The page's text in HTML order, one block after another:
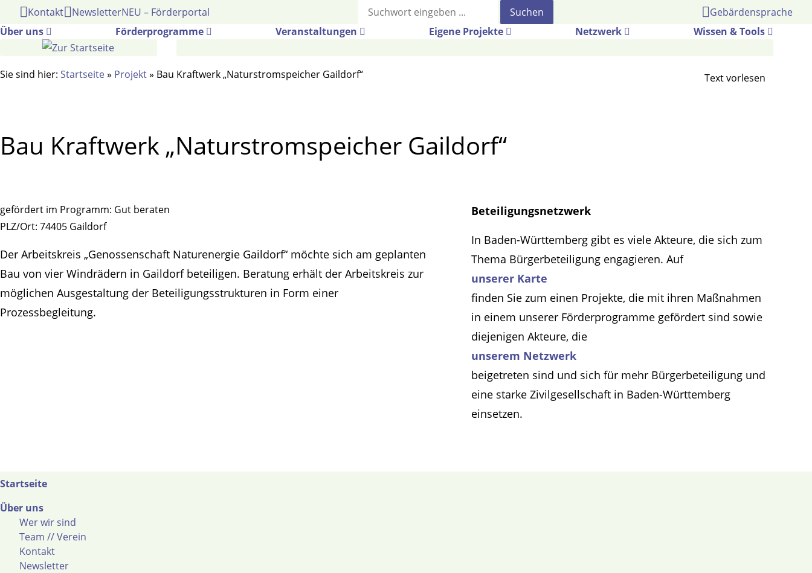
Gehe
Inhalt
Kontakt NewsletterNEU – Förderportal Suche
Gebärdensprache
Über uns
Förderprogramme Veranstaltungen Eigene Projekte Netzwerk Wissen & Tools
Sie sind hier: Startseite» Projekt» Bau Kraftwerk „Naturstromspeicher Gaildorf“
Bau Kraftwerk „Naturstromspeicher Gaildorf“
gefördert im Programm: Gut beraten
PLZ/Ort: 74405 Gaildorf
Der Arbeitskreis „Genossenschaft Naturenergie Gaildorf“ möchte sich am geplanten
Bau von vier Windrädern in Gaildorf beteiligen. Beratung erhält der Arbeitskreis zur
möglichen Ausgestaltung der Beteiligungsstrukturen in Form einer
Prozessbegleitung.
Beteiligungsnetzwerk
In Baden-Württemberg gibt es viele Akteure, die sich zum
Thema Bürgerbeteiligung engagieren. Auf
unserer Karte
finden Sie zum einen Projekte, die mit ihren Maßnahmen
in einem unserer Förderprogramme gefördert sind sowie
diejenigen Akteure, die
unserem Netzwerk
beigetreten sind und sich für mehr Bürgerbeteiligung und
eine starke Zivilgesellschaft in Baden-Württemberg
einsetzen.
Startseite
Über uns
Wer wir sind
Team // Verein
Kontakt
Newsletter